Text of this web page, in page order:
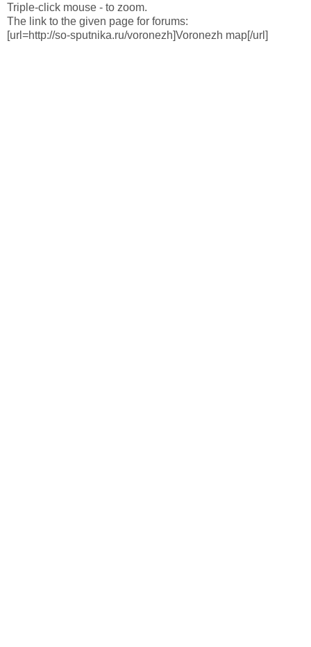
Triple-click mouse - to zoom.
The link to the given page for forums:
[url=http://so-sputnika.ru/voronezh]Voronezh map[/url]